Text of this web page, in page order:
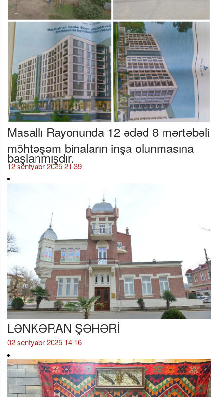
Masallı Rayonunda 12 ədəd 8 mərtəbəli
möhtəşəm binaların inşa olunmasına
başlanmışdır.
12 sentyabr 2025 21:39
LƏNKƏRAN ŞƏHƏRİ
02 sentyabr 2025 14:16